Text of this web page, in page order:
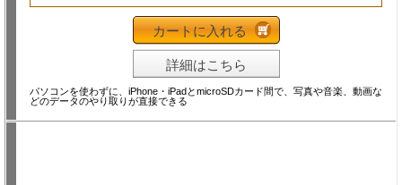
カートに入れる
詳細はこちら
パソコンを使わずに、iPhone・iPadとmicroSDカード間で、写真や音楽、動画な
どのデータのやり取りが直接できる